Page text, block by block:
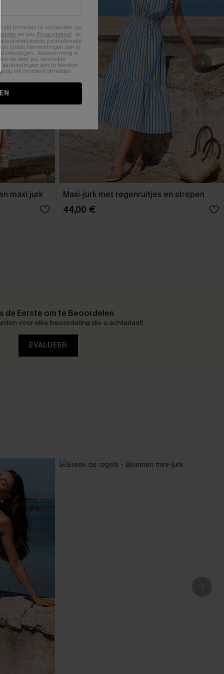
maxi jurk Maxi-jurk met regenruitjes en strepen
44,00 €
de Eerste om te Beoordelen
voor elke beoordeling die u achterlaat!
EVALUEER
dit formulier te verzenden, ga
en ons Privacybeleid. Je
promotionele
(zoals herinneringen aan je
ontvangen. Toestemming is
de door jou verstrekte
aanbiedingen aan te bevelen
op elk moment afmelden.